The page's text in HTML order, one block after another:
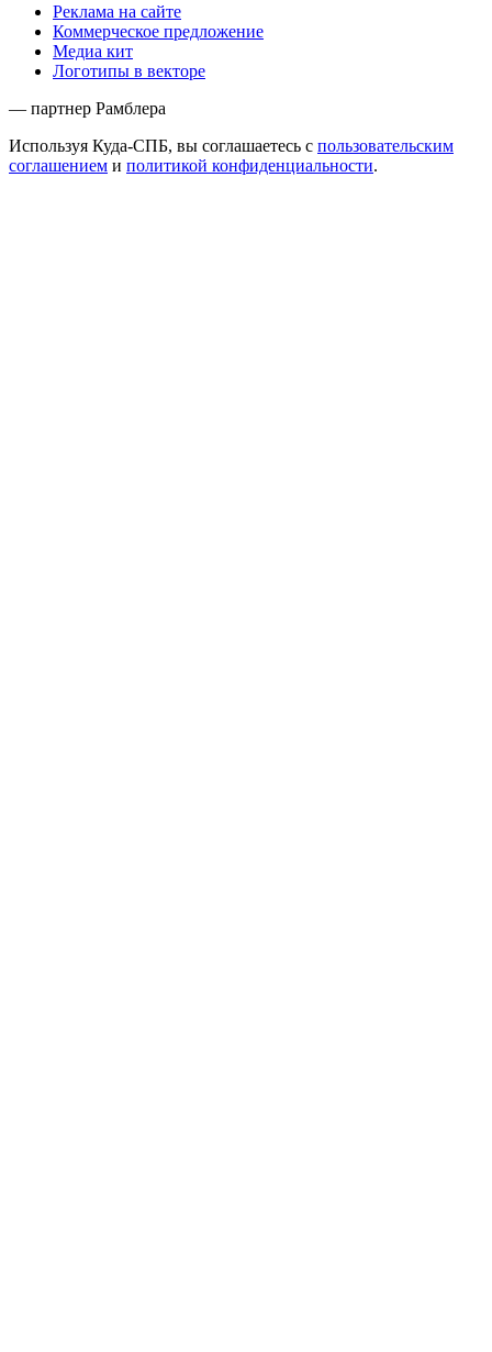
Реклама на сайте
Коммерческое предложение
Медиа кит
Логотипы в векторе
— партнер Рамблера
Используя Куда-СПБ, вы соглашаетесь с пользовательским
соглашением и политикой конфиденциальности.